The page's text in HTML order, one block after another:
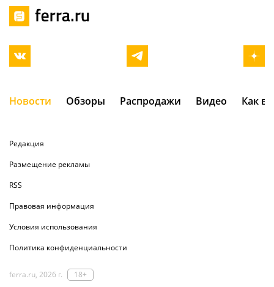
Новости Обзоры Распродажи Видео Как
Редакция
Размещение рекламы
RSS
Правовая информация
Условия использования
Политика конфиденциальности
ferra.ru, 2026 г.
18+